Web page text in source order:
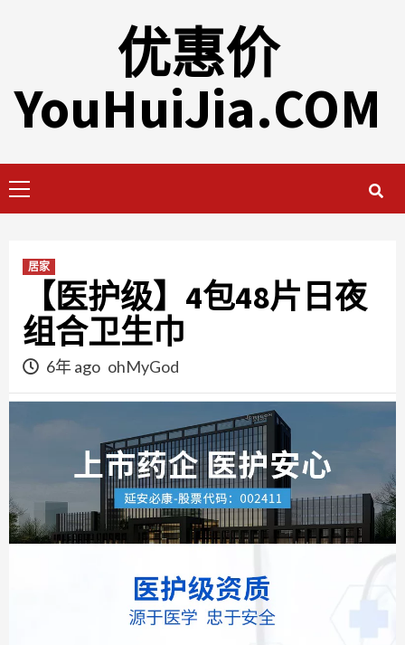
优惠价
YouHuiJia.COM
Menu
居家
【医护级】4包48片日夜
组合卫生巾
6年 ago ohMyGod